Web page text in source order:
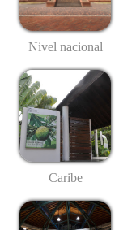
Nivel nacional
Caribe